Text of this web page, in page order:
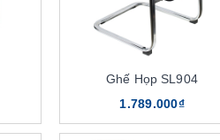
Ghế Họp SL904
1.789.000₫